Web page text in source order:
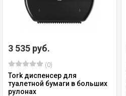
3 535 руб.
(0)
Tork диспенсер для
туалетной бумаги в больших
рулонах